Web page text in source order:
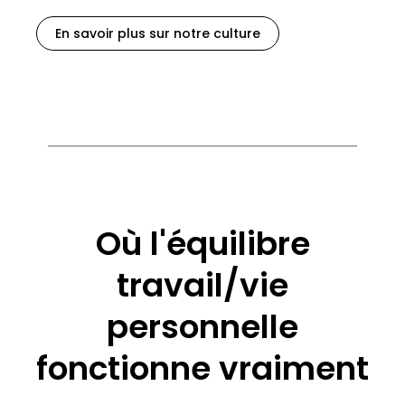
En savoir plus sur notre culture
Où l'équilibre
travail/vie
personnelle
fonctionne vraiment